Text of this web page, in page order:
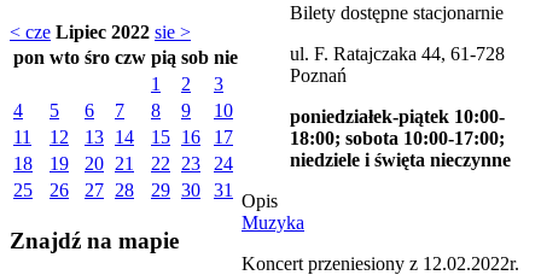
< cze Lipiec 2022 sie >
pon wto śro czw pią sob nie
1
2
3
4
5 6 7 8 9
10
11
12 13 14 15 16
17
18
19 20 21 22 23
24
25
26 27 28 29 30 31
Znajdź na mapie
Bilety dostępne stacjonarnie
ul. F. Ratajczaka 44, 61-728
Poznań
poniedziałek-piątek 10:00-
18:00; sobota 10:00-17:00;
niedziele i święta nieczynne
Opis
Muzyka
Koncert przeniesiony z 12.02.2022r.